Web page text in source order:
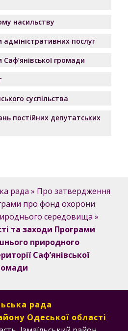
насильству
адміністративних послуг
Саф’янівської громади
суспільства
постійних депутатських
рада » Про затвердження
про фонд охорони
середовища »
та заходи Програми
природного
Саф’янівської
рада
Одеської області